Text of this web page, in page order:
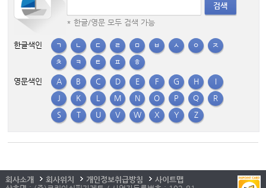
검색
* 한글/영문 모두 검색 가능
한글색인 ㄱ ㄴ ㄷ ㄹ ㅁ ㅂ ㅅ ㅇ
ㅈ
ㅊ
ㅋ ㅌ ㅍ ㅎ
영문색인 A B C D E F G H
I
J
K L M N O P Q
R
S
T U V W X Y Z
회사소개 회사위치 개인정보취급방침
사이트맵